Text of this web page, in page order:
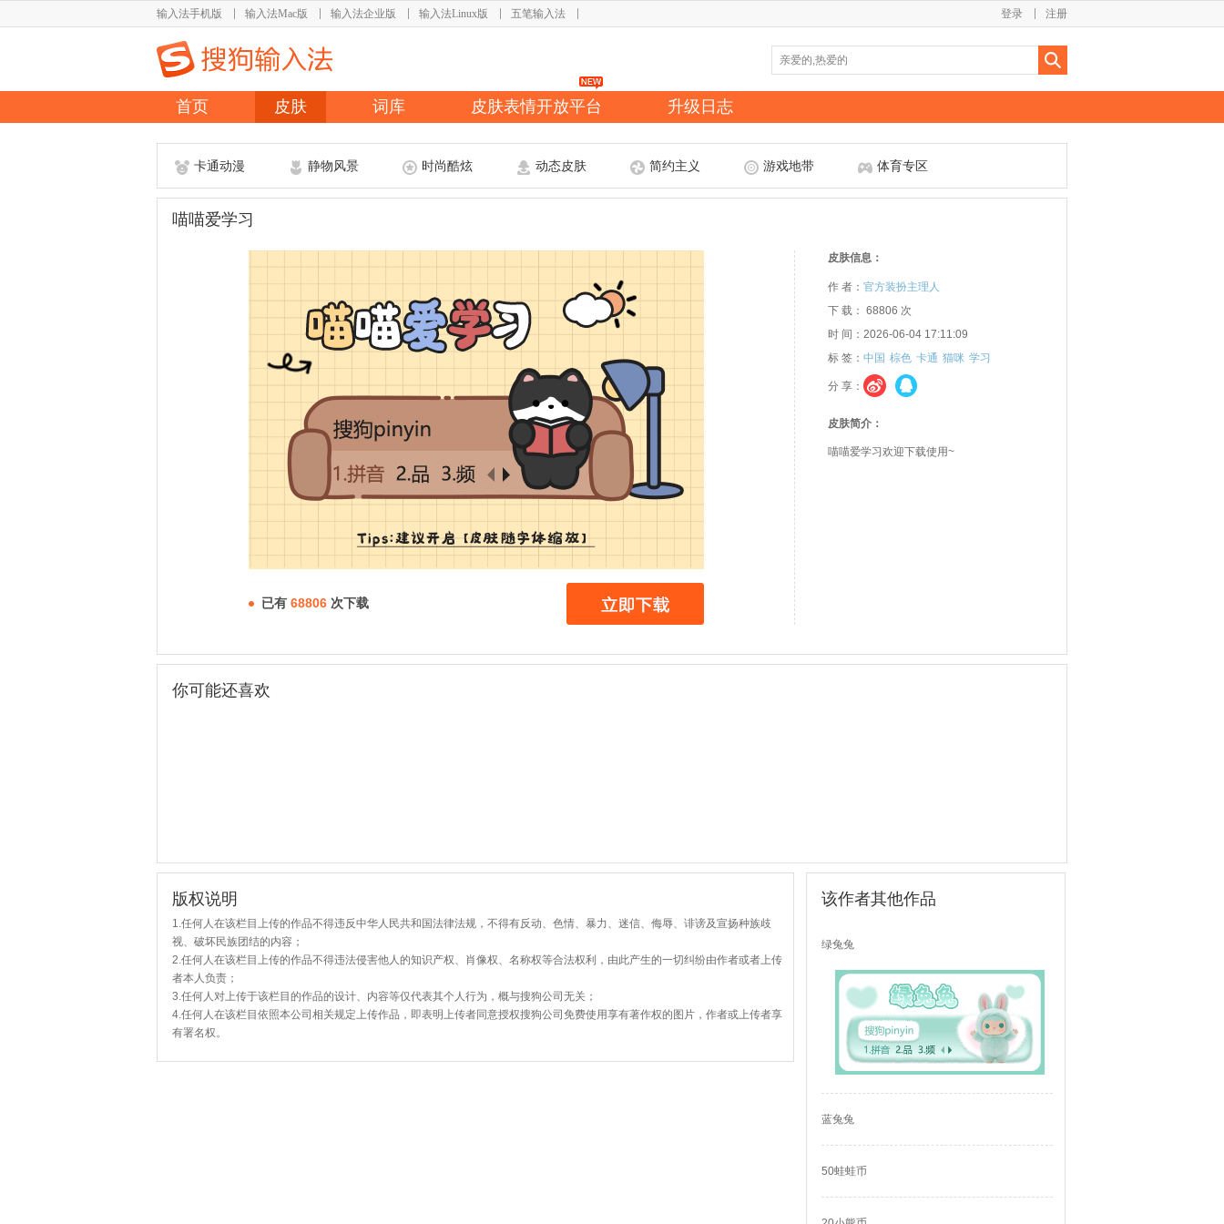
输入法手机版 输入法Mac版 输入法企业版 输入法Linux版 五笔输入法 注册
登录
首页 皮肤 词库 皮肤表情开放平台 升级日志
卡通动漫 静物风景 时尚酷炫 动态皮肤 简约主义 游戏地带 体育专区
喵喵爱学习
已有 68806 次下载
皮肤信息：
作 者： 官方装扮主理人
下 载： 68806 次
时 间：2026-06-04 17:11:09
标 签： 中国 棕色 卡通 猫咪 学习
分 享：
皮肤简介：
喵喵爱学习欢迎下载使用~
你可能还喜欢
版权说明
1.任何人在该栏目上传的作品不得违反中华人民共和国法律法规，不得有反动、色情、暴力、迷信、侮辱、诽谤及宣扬种族歧
视、破坏民族团结的内容；
2.任何人在该栏目上传的作品不得违法侵害他人的知识产权、肖像权、名称权等合法权利，由此产生的一切纠纷由作者或者上传
者本人负责；
3.任何人对上传于该栏目的作品的设计、内容等仅代表其个人行为，概与搜狗公司无关；
4.任何人在该栏目依照本公司相关规定上传作品，即表明上传者同意授权搜狗公司免费使用享有著作权的图片，作者或上传者享
有署名权。
该作者其他作品
绿兔兔
蓝兔兔
50蛙蛙币